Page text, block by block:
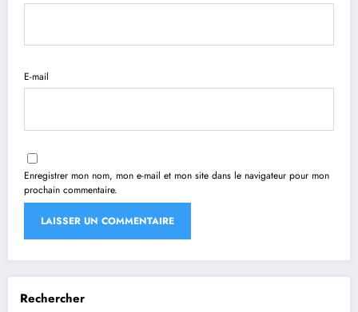
E-mail
Enregistrer mon nom, mon e-mail et mon site dans le navigateur pour mon
prochain commentaire.
Rechercher